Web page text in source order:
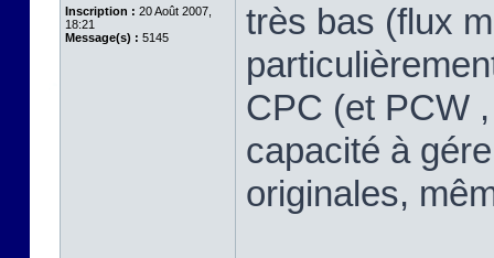
Inscription : 20 Août 2007,
18:21
Message(s) : 5145
très bas (flux
CPC (et PCW
capacité à
originales,